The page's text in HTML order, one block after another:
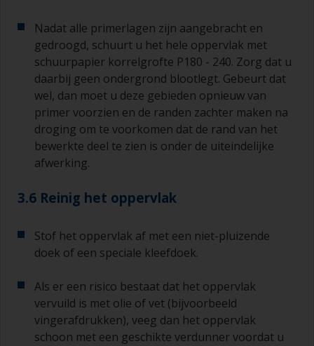
Nadat alle primerlagen zijn aangebracht en
gedroogd, schuurt u het hele oppervlak met
schuurpapier korrelgrofte P180 - 240. Zorg dat u
daarbij geen ondergrond blootlegt. Gebeurt dat
wel, dan moet u deze gebieden opnieuw van
primer voorzien en de randen zachter maken na
droging om te voorkomen dat de rand van het
bewerkte deel te zien is onder de uiteindelijke
afwerking.
3.6 Reinig het oppervlak
Stof het oppervlak af met een niet-pluizende
doek of een speciale kleefdoek.
Als er een risico bestaat dat het oppervlak
vervuild is met olie of vet (bijvoorbeeld
vingerafdrukken), veeg dan het oppervlak
schoon met een geschikte verdunner voordat u